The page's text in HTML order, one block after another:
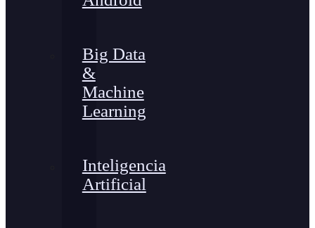
Big Data
&
Machine
Learning
Inteligencia
Artificial